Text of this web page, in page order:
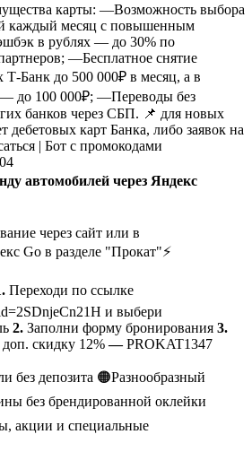
карты: —Возможность выбора
каждый месяц с повышенным
в рублях — до 30% по
—Бесплатное снятие
Т-Банк до 500 000₽ в месяц, а в
— до 100 000₽; —Переводы без
банков через СБП. 📌 для новых
дебетовых карт Банка, либо заявок на
| Бот с промокодами
автомобилей через Яндекс
через сайт или в
Go в разделе "Прокат"⚡️
Переходи по ссылке
и выбери
2. Заполни форму бронирования 3.
доп. скидку 12%—PROKAT1347
без депозита 🟠Разнообразный
без брендированной оклейки
акции и специальные